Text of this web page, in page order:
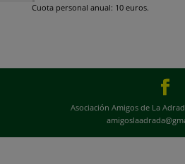
Cuota personal anual: 10 euros.
Asociación Amigos de La